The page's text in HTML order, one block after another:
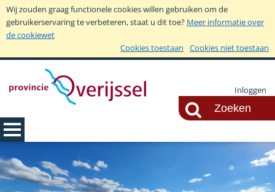
Wij zouden graag functionele cookies willen gebruiken om de
gebruikerservaring te verbeteren, staat u dit toe? Meer informatie over
de cookiewet
Cookies toestaan
Cookies niet toestaan
Inloggen